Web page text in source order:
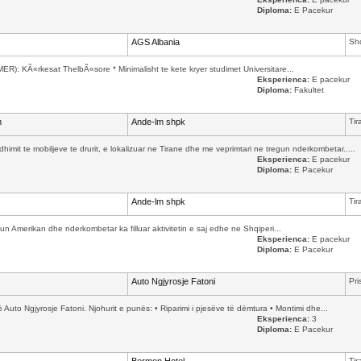
Diploma: E Pacekur
AGS Albania
KÃ«rkesat ThelbÃ«sore * Minimalisht te kete kryer studimet Universitare...
Eksperienca: E pacekur
Diploma: Fakultet
Ande-lm shpk
te mobiljeve te drurit, e lokalizuar ne Tirane dhe me veprimtari ne tregun nderkombetar.....
Eksperienca: E pacekur
Diploma: E Pacekur
Ande-lm shpk
Amerikan dhe nderkombetar ka filluar aktivitetin e saj edhe ne Shqiperi...
Eksperienca: E pacekur
Diploma: E Pacekur
Auto Ngjyrosje Fatoni
Ngjyrosje Fatoni. Njohurit e punës: • Riparimi i pjesëve të dëmtura • Montimi dhe...
Eksperienca: 3
Diploma: E Pacekur